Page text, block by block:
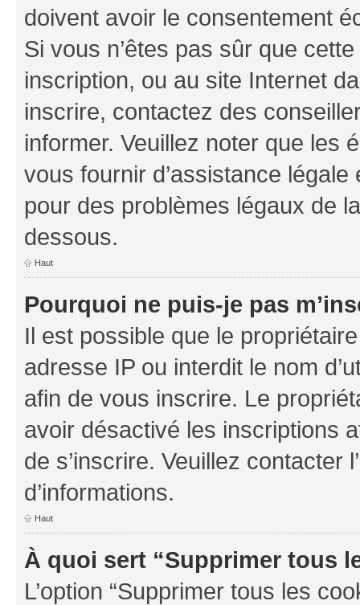
doivent avoir le consentement
Si vous n’êtes pas sûr que
inscription, ou au site Internet
inscrire, contactez des
informer. Veuillez noter que les
vous fournir d’assistance
pour des problèmes légaux de
dessous.
Haut
Pourquoi ne puis-je pas
Il est possible que le
adresse IP ou interdit le nom
afin de vous inscrire. Le
avoir désactivé les inscriptions
de s’inscrire. Veuillez contacter
d’informations.
Haut
À quoi sert “Supprimer tous
L’option “Supprimer tous les